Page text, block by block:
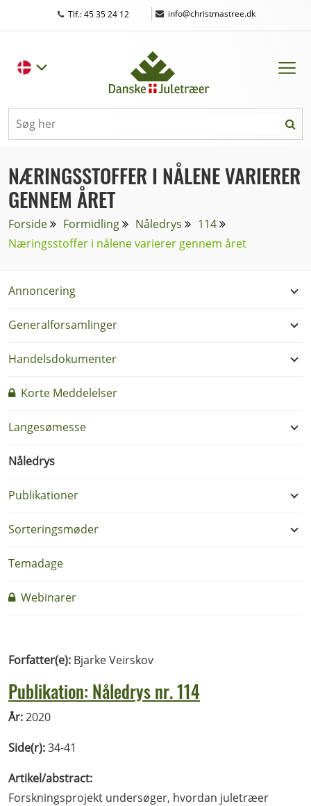
Tlf.: 45 35 24 12 | info@christmastree.dk
NÆRINGSSTOFFER I NÅLENE VARIERER
GENNEM ÅRET
Forside Formidling Nåledrys
114
Næringsstoffer i nålene varierer gennem året
Annoncering
Generalforsamlinger
Handelsdokumenter
Korte Meddelelser
Langesømesse
Nåledrys
Publikationer
Sorteringsmøder
Temadage
Webinarer
Forfatter(e): Bjarke Veirskov
Publikation: Nåledrys nr. 114
År:2020
Side(r):34-41
Artikel/abstract:
Forskningsprojekt undersøger, hvordan juletræer